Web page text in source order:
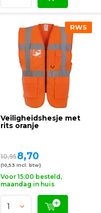
Veiligheidshesje met
rits oranje
RWS
10,958,70
(10,53 Incl. btw)
Voor 15:00 besteld,
maandag in huis